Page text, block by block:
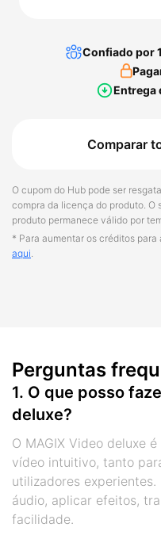
Confiado por
Entrega
Comparar
O cupom do Hub pode ser
compra da licença do produto. O
produto permanece válido por
* Para aumentar os créditos para
aqui
Perguntas
1. O que posso
deluxe?
O MAGIX Video deluxe
vídeo intuitivo, tanto
utilizadores
áudio, aplicar efeitos,
facilidade.